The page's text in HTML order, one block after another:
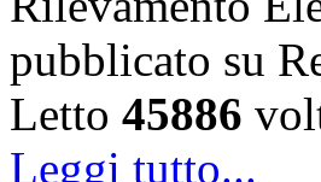
pubblicato su
Letto 45886
Leggi tutto...